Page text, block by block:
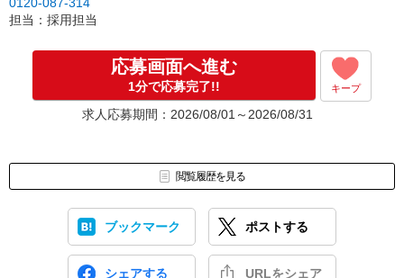
担当：採用担当
応募画面へ進む
1分で応募完了!! キープ
求人応募期間：2026/08/01～2026/08/31
閲覧履歴を見る
ブックマーク ポストする
シェアする URLをシェア